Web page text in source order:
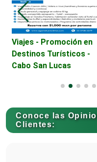
Camiones para
Cancelería de
original Ford
Conoce las
Clientes: